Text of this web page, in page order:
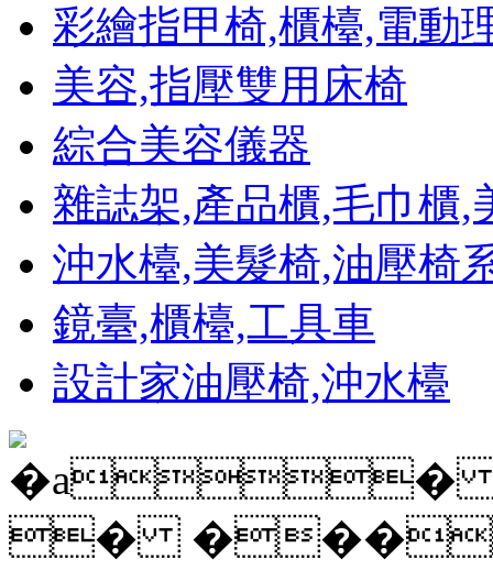
彩繪指甲椅,櫃檯,電動
美容,指壓雙用床椅
綜合美容儀器
雜誌架,產品櫃,毛巾櫃,
沖水檯,美髮椅,油壓椅
鏡臺,櫃檯,工具車
設計家油壓椅,沖水檯
�